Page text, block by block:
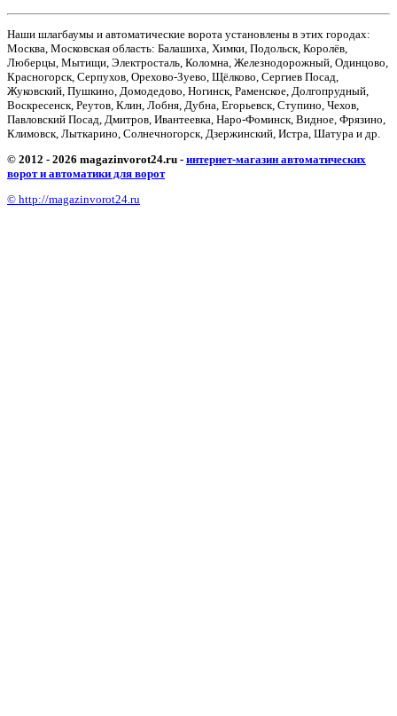
Наши шлагбаумы и автоматические ворота установлены в этих городах:
Москва, Московская область: Балашиха, Химки, Подольск, Королёв,
Люберцы, Мытищи, Электросталь, Коломна, Железнодорожный, Одинцово,
Красногорск, Серпухов, Орехово-Зуево, Щёлково, Сергиев Посад,
Жуковский, Пушкино, Домодедово, Ногинск, Раменское, Долгопрудный,
Воскресенск, Реутов, Клин, Лобня, Дубна, Егорьевск, Ступино, Чехов,
Павловский Посад, Дмитров, Ивантеевка, Наро-Фоминск, Видное, Фрязино,
Климовск, Лыткарино, Солнечногорск, Дзержинский, Истра, Шатура и др.
© 2012 - 2026 magazinvorot24.ru - интернет-магазин автоматических
ворот и автоматики для ворот
© http://magazinvorot24.ru